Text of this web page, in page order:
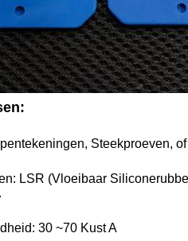
Steekproeven,
LSR (Vloeibaar
30 ~70 Kust A